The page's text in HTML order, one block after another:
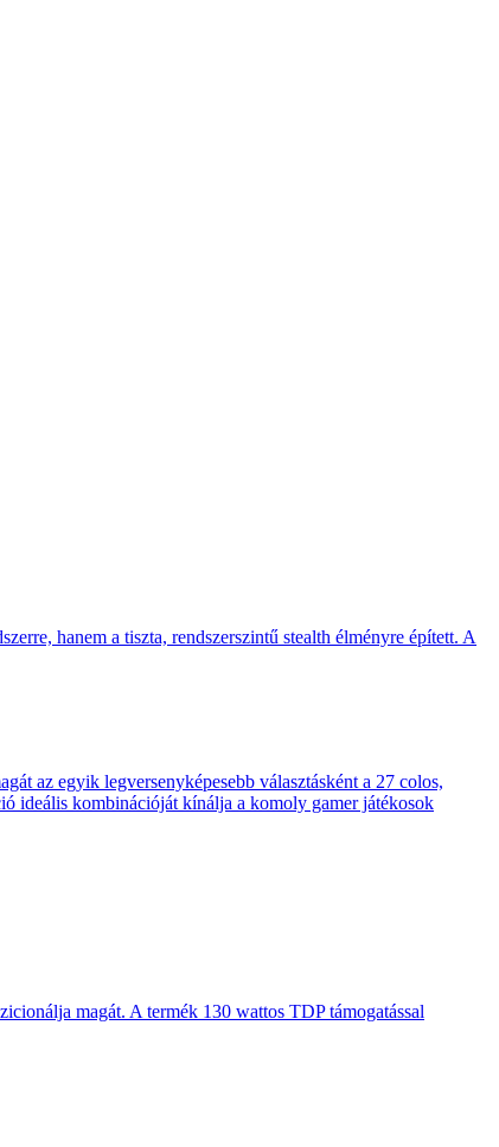
hanem a tiszta, rendszerszintű stealth élményre épített. A
az egyik legversenyképesebb választásként a 27 colos,
ideális kombinációját kínálja a komoly gamer játékosok
magát. A termék 130 wattos TDP támogatással